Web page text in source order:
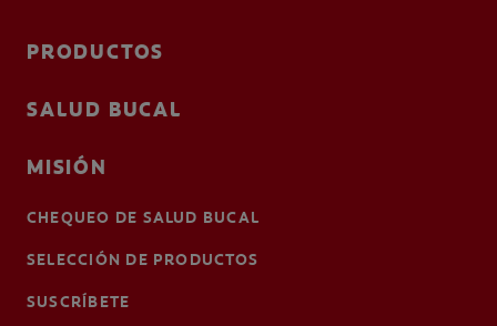
PRODUCTOS
SALUD BUCAL
MISIÓN
CHEQUEO DE SALUD BUCAL
SELECCIÓN DE PRODUCTOS
SUSCRÍBETE